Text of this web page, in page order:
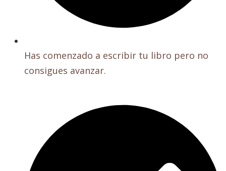
Has comenzado a escribir tu libro pero no
consigues avanzar.